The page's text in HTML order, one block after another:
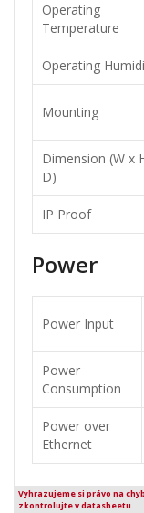
Operating
Temperature
Operating
Mounting
Dimension (W x
D)
IP Proof
Power
Power Input
Power
Consumption
Power over
Ethernet
Vyhrazujeme si právo na
zkontrolujte v datasheetu.